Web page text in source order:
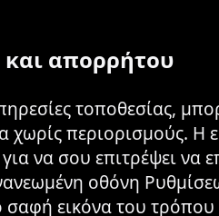
και απορρήτου
τοποθεσίας,
χωρίς περιορισμούς. Η
να σου επιτρέψει να
οθόνη
σαφή εικόνα του τρόπου